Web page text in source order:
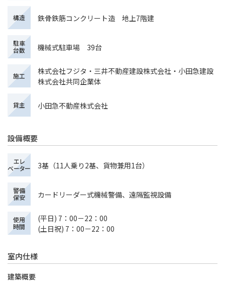
構造 鉄骨鉄筋コンクリート造 地上7階建
駐車
台数
機械式駐車場 39台
施工
株式会社フジタ・三井不動産建設株式会社・小田急建設
株式会社共同企業体
貸主 小田急不動産株式会社
設備概要
エレ
ベーター
3基（11人乗り2基、貨物兼用1台）
警備
保安
カードリーダー式機械警備、遠隔監視設備
使用
時間
(平日) 7：00－22：00
(土日祝) 7：00－22：00
室内仕様
建築概要